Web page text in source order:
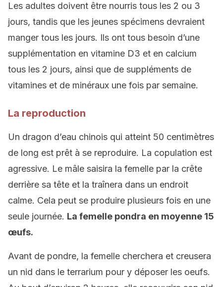
Les adultes doivent être nourris tous les 2 ou 3
jours, tandis que les jeunes spécimens devraient
manger tous les jours. Ils ont tous besoin d’une
supplémentation en vitamine D3 et en calcium
tous les 2 jours, ainsi que de suppléments de
vitamines et de minéraux une fois par semaine.
La reproduction
Un dragon d’eau chinois qui atteint 50 centimètres
de long est prêt à se reproduire. La copulation est
agressive. Le mâle saisira la femelle par la crête
derrière sa tête et la traînera dans un endroit
calme. Cela peut se produire plusieurs fois en une
seule journée. La femelle pondra en moyenne 15
œufs.
Avant de pondre, la femelle cherchera et creusera
un nid dans le terrarium pour y déposer les oeufs.